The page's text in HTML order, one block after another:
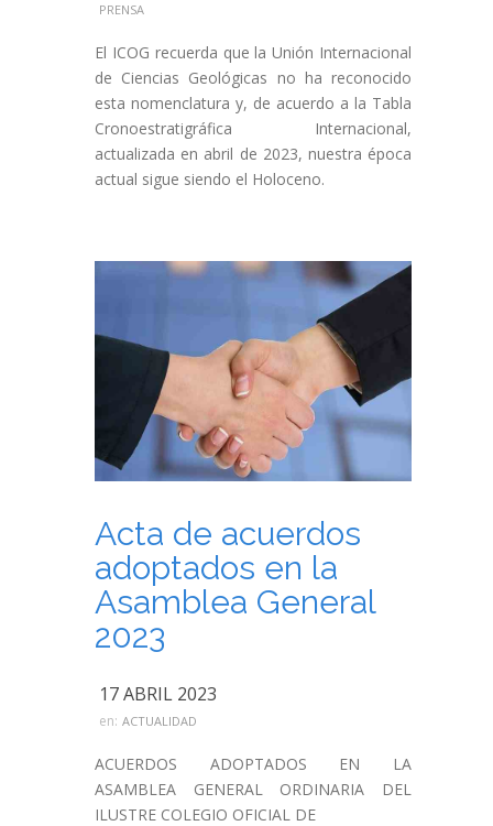
PRENSA
El ICOG recuerda que la Unión Internacional
de Ciencias Geológicas no ha reconocido
esta nomenclatura y, de acuerdo a la Tabla
Cronoestratigráfica Internacional,
actualizada en abril de 2023, nuestra época
actual sigue siendo el Holoceno.
Acta de acuerdos
adoptados en la
Asamblea General
2023
17 ABRIL 2023
en: ACTUALIDAD
ACUERDOS ADOPTADOS EN LA
ASAMBLEA GENERAL ORDINARIA DEL
ILUSTRE COLEGIO OFICIAL DE